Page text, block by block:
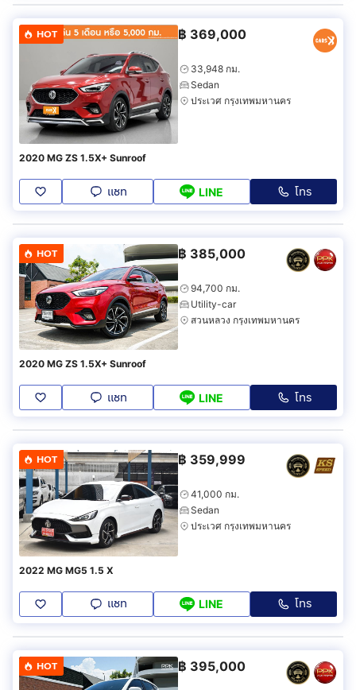
HOT ฿ 369,000
33,948 กม.
Sedan
ประเวศ กรุงเทพมหานคร
2020 MG ZS 1.5X+ Sunroof
แชท LINE โทร
HOT ฿ 385,000
94,700 กม.
Utility-car
สวนหลวง กรุงเทพมหานคร
2020 MG ZS 1.5X+ Sunroof
แชท LINE โทร
HOT ฿ 359,999
41,000 กม.
Sedan
ประเวศ กรุงเทพมหานคร
2022 MG MG5 1.5 X
แชท LINE โทร
HOT ฿ 395,000